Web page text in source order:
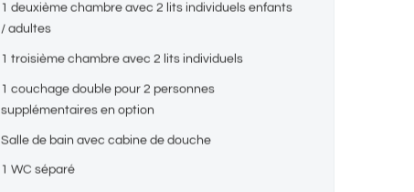
1 deuxième chambre avec 2 lits individuels enfants
/ adultes
1 troisième chambre avec 2 lits individuels
1 couchage double pour 2 personnes
supplémentaires en option
Salle de bain avec cabine de douche
1 WC séparé